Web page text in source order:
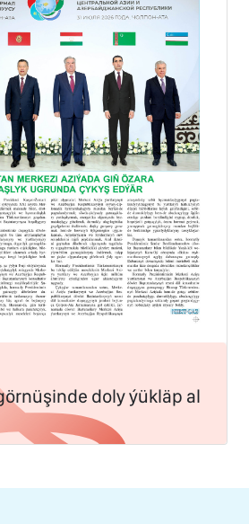
doly ýükläp al